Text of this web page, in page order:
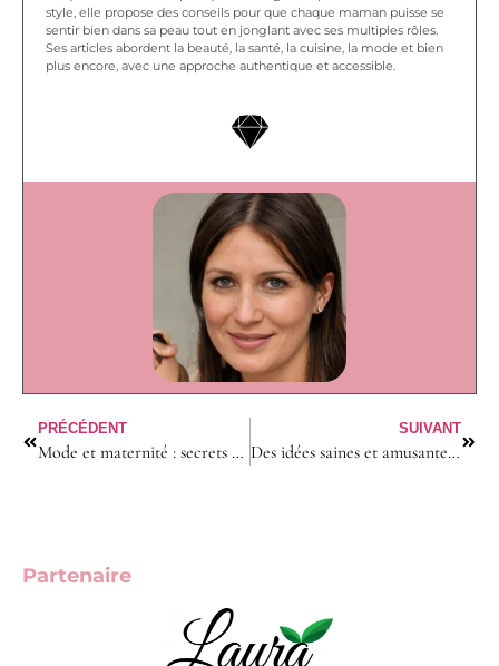
style, elle propose des conseils pour que chaque maman puisse se
sentir bien dans sa peau tout en jonglant avec ses multiples rôles.
Ses articles abordent la beauté, la santé, la cuisine, la mode et bien
plus encore, avec une approche authentique et accessible.
PRÉCÉDENT
Mode et maternité : secrets de style pour mamans débordées mais élégantes !
SUIVANT
Des idées saines et amusantes pour régaler vos enfants en cuisine
Partenaire